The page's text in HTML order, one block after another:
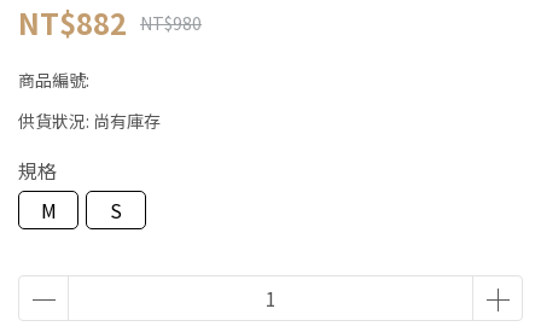
NT$882 NT$980
商品編號:
供貨狀況: 尚有庫存
規格
M
S